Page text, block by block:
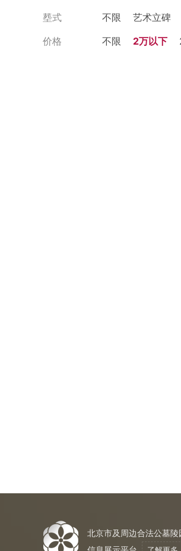
塟式
不限 艺术立碑
价格
不限 2万以下
北京市及周边合法公墓陵